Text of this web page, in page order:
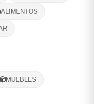
ALIMENTOS
MUEBLES
Comprar!